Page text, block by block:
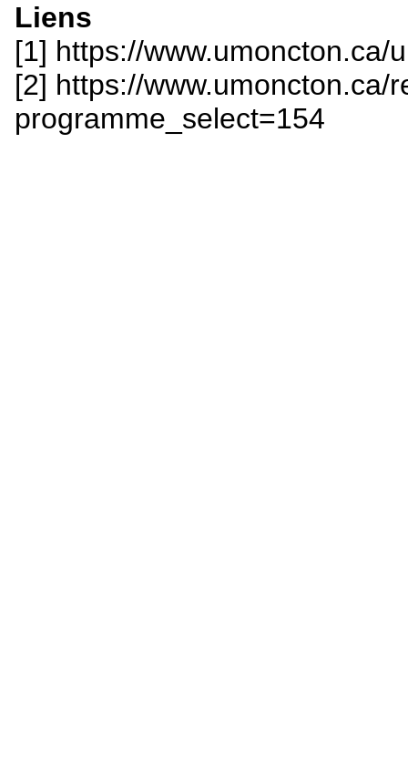
Liens
[1] https://www.umoncton.ca/
[2] https://www.umoncton.ca/
programme_select=154